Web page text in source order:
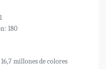
180
millones de colores